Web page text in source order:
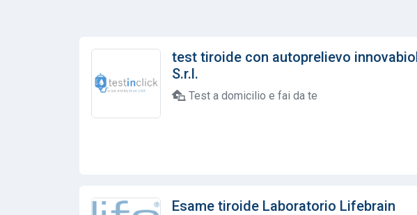
test tiroide con autoprelievo
S.r.l.
Test a domicilio e fai da te
Esame tiroide Laboratorio Lifebrain